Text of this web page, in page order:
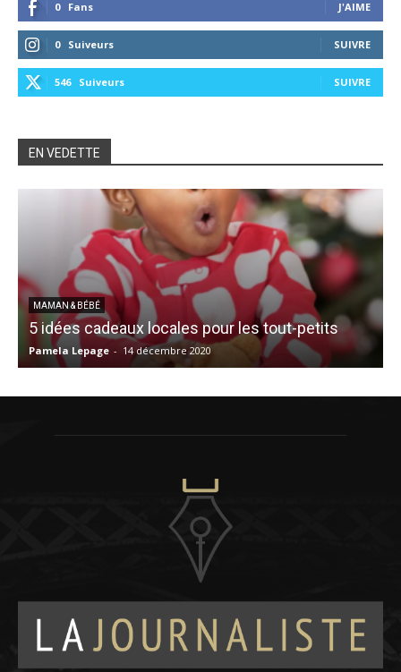
0 Fans J'AIME
0 Suiveurs SUIVRE
546 Suiveurs SUIVRE
EN VEDETTE
MAMAN & BÉBÉ
5 idées cadeaux locales pour les tout-petits
Pamela Lepage - 14 décembre 2020